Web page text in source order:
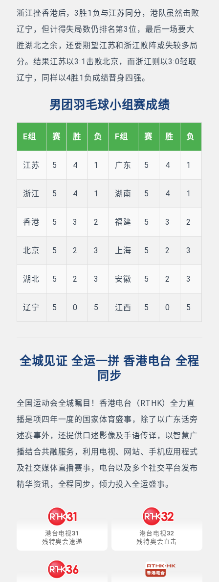
浙江挫香港后，3胜1负与江苏同分，港队虽然击败
辽宁，但计得失局数仍排名第3位，最后一场要大
胜湖北之余，还要期望江苏和浙江败阵或失较多局
分。结果江苏以3:1击败北京，而浙江则以3:0轻取
辽宁，同样以4胜1负成绩晋身四强。
男团羽毛球小组赛成绩
E组 赛 胜 负 F组 赛 胜 负
江苏 5 4 1 广东 5 4 1
浙江 5 4 1 湖南 5 4 1
香港 5 3 2 福建 5 3 2
北京 5 2 3 上海 5 2 3
湖北 5 2 3 安徽 5 2 3
辽宁 5 0 5 江西 5 0 5
全城见证 全运一拼 香港电台 全程
同步
全国运动会全城瞩目！香港电台（RTHK）全力直
播是项四年一度的国家体育盛事，除了以广东话旁
述赛事外，还提供口述影像及手语传译，以智慧广
播结合共融服务，利用电视、网站、手机应用程式
及社交媒体直播赛事，电台以及多个社交平台发布
精华资讯，全程同步，倾力投入全运盛事。
港台电视31
残特奥会速递
港台电视32
残特奥会直击